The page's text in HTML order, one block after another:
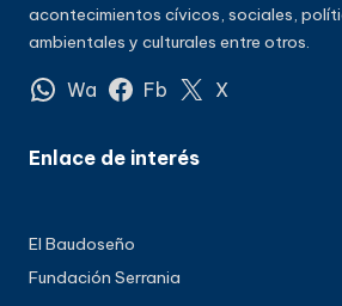
acontecimientos cívicos, sociales,
ambientales y culturales entre otros.
Wa Fb X
Enlace de interés
El Baudoseño
Fundación Serrania